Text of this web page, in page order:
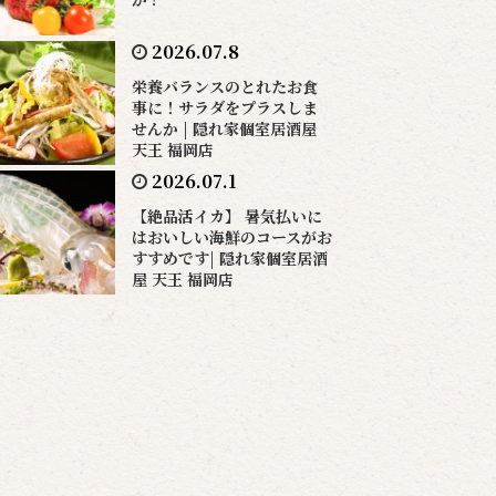
2026.07.8
栄養バランスのとれたお食
事に！サラダをプラスしま
せんか | 隠れ家個室居酒屋
天王 福岡店
2026.07.1
【絶品活イカ】 暑気払いに
はおいしい海鮮のコースがお
すすめです| 隠れ家個室居酒
屋 天王 福岡店